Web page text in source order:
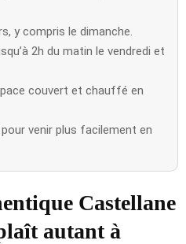
y compris le dimanche.
2h du matin le vendredi et
couvert et chauffé en
venir plus facilement en
Castellane
autant à